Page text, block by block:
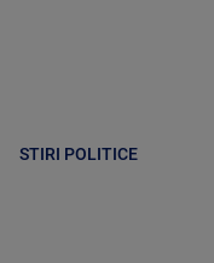
STIRI POLITICE